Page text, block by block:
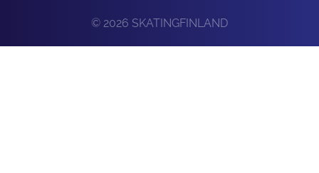
© 2026 SKATINGFINLAND